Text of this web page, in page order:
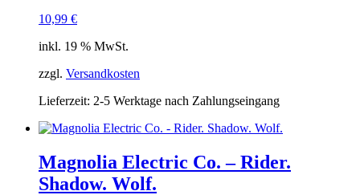
10,99 €
inkl. 19 % MwSt.
zzgl. Versandkosten
Lieferzeit: 2-5 Werktage nach Zahlungseingang
Magnolia Electric Co. – Rider.
Shadow. Wolf.